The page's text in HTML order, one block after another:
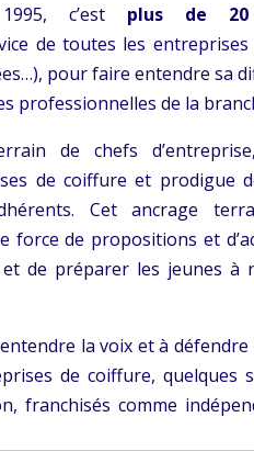
c’est plus de
de toutes les
pour faire entendre sa
professionnelles de la
de chefs
de coiffure et prodigue
Cet ancrage
force de propositions et
de préparer les jeunes à
entendre la voix et à
de coiffure, quelques
franchisés comme